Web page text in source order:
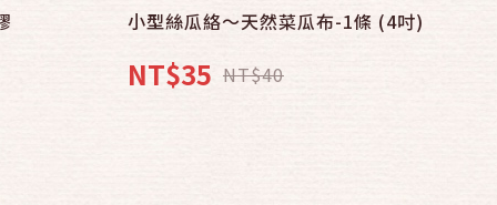
小型絲瓜絡～天然菜瓜布-1條 (4吋)
NT$35 NT$40